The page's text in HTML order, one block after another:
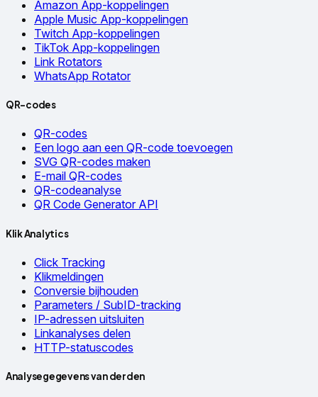
Amazon App-koppelingen
Apple Music App-koppelingen
Twitch App-koppelingen
TikTok App-koppelingen
Link Rotators
WhatsApp Rotator
QR-codes
QR-codes
Een logo aan een QR-code toevoegen
SVG QR-codes maken
E-mail QR-codes
QR-codeanalyse
QR Code Generator API
Klik Analytics
Click Tracking
Klikmeldingen
Conversie bijhouden
Parameters / SubID-tracking
IP-adressen uitsluiten
Linkanalyses delen
HTTP-statuscodes
Analysegegevens van derden